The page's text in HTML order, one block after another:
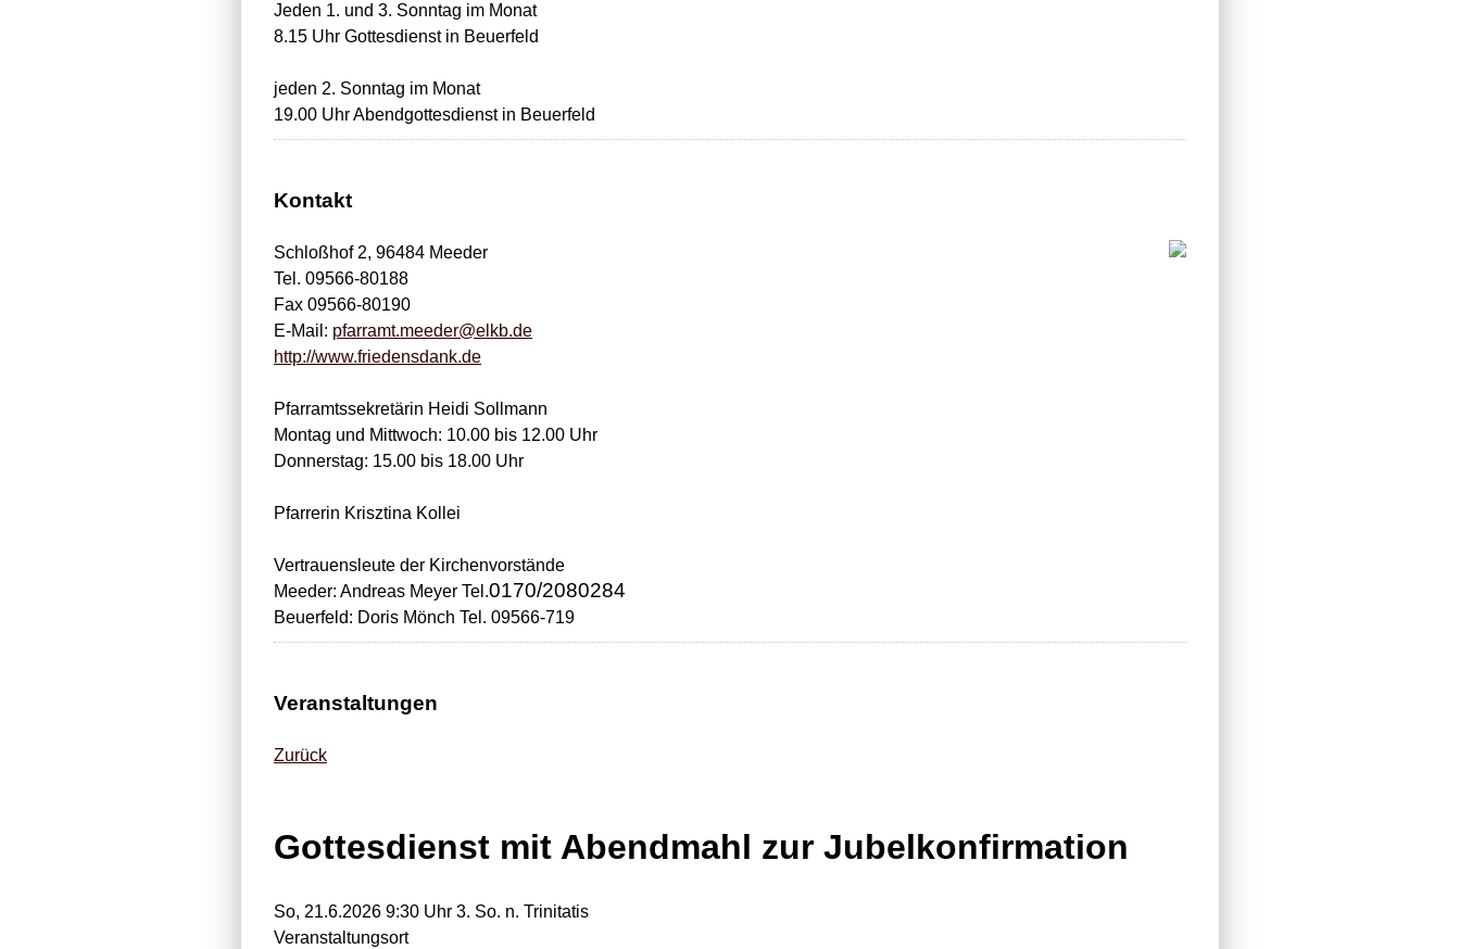
Jeden 1. und 3. Sonntag im Monat
8.15 Uhr Gottesdienst in Beuerfeld
jeden 2. Sonntag im Monat
19.00 Uhr Abendgottesdienst in Beuerfeld
Kontakt
Schloßhof 2, 96484 Meeder
Tel. 09566-80188
Fax 09566-80190
E-Mail: pfarramt.meeder@elkb.de
http://www.friedensdank.de
Pfarramtssekretärin Heidi Sollmann
Montag und Mittwoch: 10.00 bis 12.00 Uhr
Donnerstag: 15.00 bis 18.00 Uhr
Pfarrerin Krisztina Kollei
Vertrauensleute der Kirchenvorstände
Meeder: Andreas Meyer Tel.0170/2080284
Beuerfeld: Doris Mönch Tel. 09566-719
Veranstaltungen
Zurück
Gottesdienst mit Abendmahl zur Jubelkonfirmation
So, 21.6.2026 9:30 Uhr 3. So. n. Trinitatis
Veranstaltungsort